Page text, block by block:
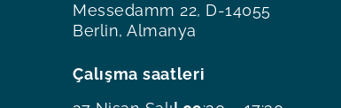
Messedamm 22, D-14055
Berlin, Almanya
Çalışma saatleri